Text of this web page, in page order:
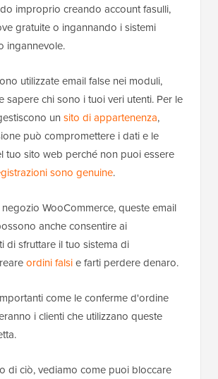
improprio creando account fasulli,
gratuite o ingannando i sistemi
ingannevole.
utilizzate email false nei moduli,
sapere chi sono i tuoi veri utenti. Per le
un sito di appartenenza,
può compromettere i dati e le
tuo sito web perché non puoi essere
sono genuine.
WooCommerce, queste email
anche consentire ai
di sfruttare il tuo sistema di
ordini falsie farti perdere denaro.
come le conferme d'ordine
i clienti che utilizzano queste
di ciò, vediamo come puoi bloccare